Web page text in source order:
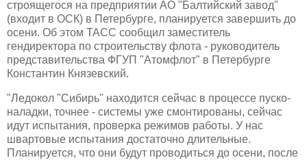
строящегося на предприятии АО "Балтийский завод"
(входит в ОСК) в Петербурге, планируется завершить до
осени. Об этом ТАСС сообщил заместитель
гендиректора по строительству флота - руководитель
представительства ФГУП "Атомфлот" в Петербурге
Константин Князевский.
"Ледокол "Сибирь" находится сейчас в процессе пуско-
наладки, точнее - системы уже смонтированы, сейчас
идут испытания, проверка режимов работы. У нас
швартовые испытания достаточно длительные.
Планируется, что они будут проводиться до осени, после